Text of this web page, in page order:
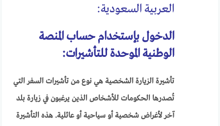
العربية السعودية:
الدخول بإستخدام حساب المنصة
الوطنية الموحدة للتأشيرات:
تأشيرة الزيارة الشخصية هي نوع من تأشيرات السفر التي
تُصدرها الحكومات للأشخاص الذين يرغبون في زيارة بلد
آخر لأغراض شخصية أو سياحية أو عائلية. هذه التأشيرة